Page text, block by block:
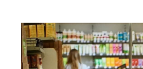
So geht’s
Filmpakete